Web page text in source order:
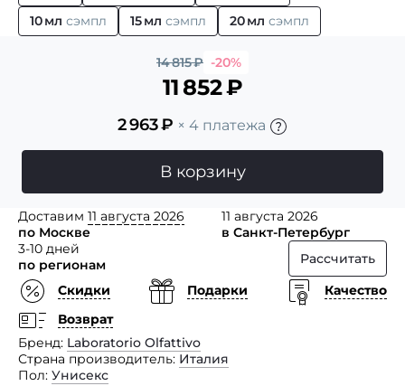
10 мл сэмпл 15 мл сэмпл 20 мл сэмпл
14 815₽ -20%
11 852₽
2 963₽ × 4 платежа
В корзину
Доставим 11 августа 2026
по Москве
11 августа 2026
в Санкт-Петербург
3-10 дней
по регионам
Рассчитать
Скидки
Подарки
Качество
Возврат
Бренд Laboratorio Olfattivo
Страна производитель Италия
Пол Унисекс